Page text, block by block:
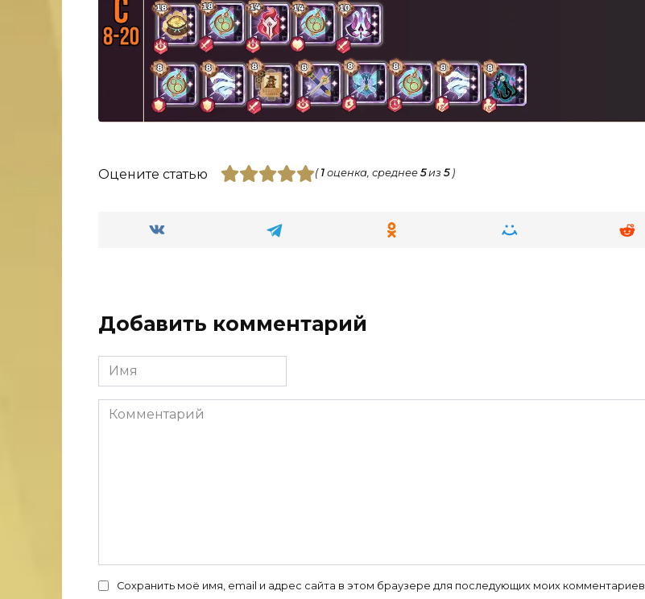
Оцените статью ( 1оценка, среднее 5из 5)
Добавить комментарий
Имя
Комментарий
Сохранить моё имя, email и адрес сайта в этом браузере для последующих моих комментариев.